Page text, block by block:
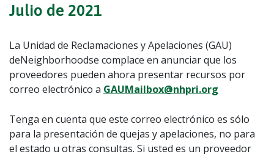
Julio de 2021
La Unidad de Reclamaciones y Apelaciones (GAU)
deNeighborhoodse complace en anunciar que los
proveedores pueden ahora presentar recursos por
correo electrónico a GAUMailbox@nhpri.org
Tenga en cuenta que este correo electrónico es sólo
para la presentación de quejas y apelaciones, no para
el estado u otras consultas. Si usted es un proveedor